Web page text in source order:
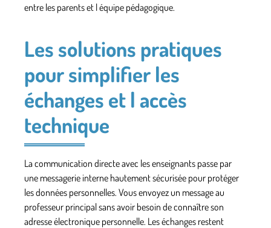
entre les parents et l équipe pédagogique.
Les solutions pratiques
pour simplifier les
échanges et l accès
technique
La communication directe avec les enseignants passe par
une messagerie interne hautement sécurisée pour protéger
les données personnelles. Vous envoyez un message au
professeur principal sans avoir besoin de connaître son
adresse électronique personnelle. Les échanges restent